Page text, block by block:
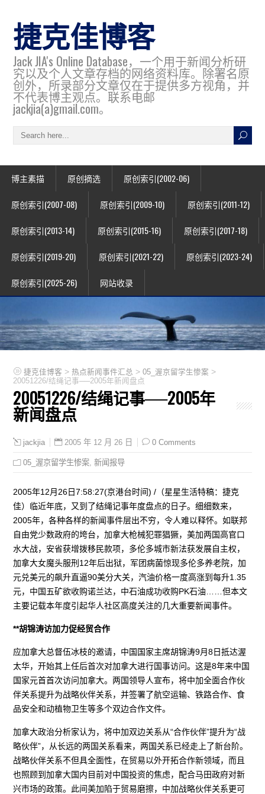
捷克佳博客
Jack JIA's Online Database，一个用于新闻分析研
究以及个人文章存档的网络资料库。除署名原
创外，所录部分文章仅在于提供多方视角，并
不代表博主观点。联系电邮
jackjia(a)gmail.com。
博主素描 原创摘选 原创索引(2002-06)
原创索引(2007-08) 原创索引(2009-10) 原创索引(2011-12)
原创索引(2013-14) 原创索引(2015-16) 原创索引(2017-18)
原创索引(2019-20) 原创索引(2021-22) 原创索引(2023-24)
原创索引(2025-26) 网站收录
捷克佳博客 > 热点新闻事件汇总 >05_渥京留学生惨案 >
20051226/结绳记事──2005年新闻盘点
20051226/结绳记事──2005年
新闻盘点
jackjia 2005 年 12 月 26 日 0 Comments
05_渥京留学生惨案 ,新闻报导
2005年12月26日7:58:27(京港台时间) /（星星生活特稿：捷克
佳）临近年底，又到了结绳记事年度盘点的日子。细细数来，
2005年，各种各样的新闻事件层出不穷，令人难以释怀。如联邦
自由党少数政府的垮台，加拿大枪械犯罪猖獗，美加两国高官口
水大战，安省获增拨移民款项，多伦多城市新法获发展自主权，
加拿大女魔头服刑12年后出狱，军团病菌惊现多伦多养老院，加
元兑美元的飙升直逼90美分大关，汽油价格一度高涨到每升1.35
元，中国五矿欲收购诺兰达，中石油成功收购PK石油……但本文
主要记载本年度引起华人社区高度关注的几大重要新闻事件。
**胡锦涛访加力促经贸合作
应加拿大总督伍冰枝的邀请，中国国家主席胡锦涛9月8日抵达渥
太华，开始其上任后首次对加拿大进行国事访问。这是8年来中国
国家元首首次访问加拿大。两国领导人宣布，将中加全面合作伙
伴关系提升为战略伙伴关系，并签署了航空运输、铁路合作、食
品安全和动植物卫生等多个双边合作文件。
加拿大政治分析家认为，将中加双边关系从“合作伙伴”提升为“战
略伙伴”，从长远的两国关系看来，两国关系已经走上了新台阶。
战略伙伴关系不但具全面性，在贸易以外开拓合作新领域，而且
也照顾到加拿大国内目前对中国投资的焦虑，配合马田政府对新
兴市场的政策。此间美加陷于贸易磨擦，中加战略伙伴关系更可